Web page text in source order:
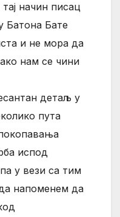
начин писац
Батона Бате
и не мора да
нам се чини
детаљ у
пута
испод
у вези са тим
напоменем да